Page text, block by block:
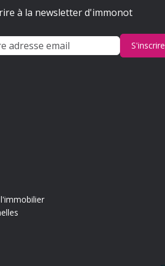
à la newsletter d'immonot
S'inscrire